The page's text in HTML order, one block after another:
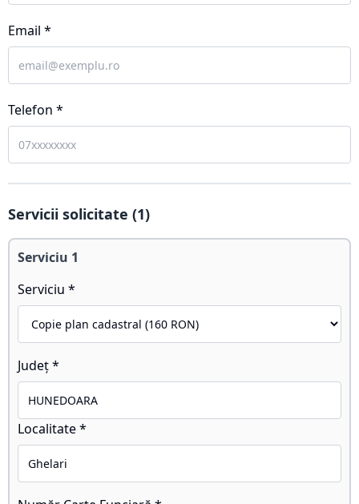
Email *
Telefon *
Servicii solicitate (1)
Serviciu 1
Serviciu *
Județ *
Localitate *